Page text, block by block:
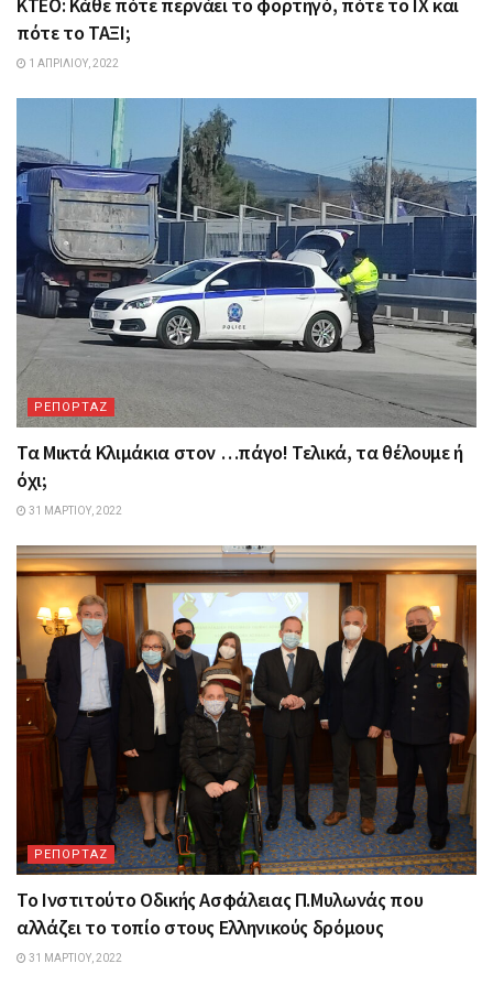
ΚΤΕΟ: Κάθε πότε περνάει το φορτηγό, πότε το ΙΧ και
πότε το ΤΑΞΙ;
1 ΑΠΡΙΛΊΟΥ, 2022
ΡΕΠΟΡΤΑΖ
Τα Mικτά Kλιμάκια στον …πάγο! Τελικά, τα θέλουμε ή
όχι;
31 ΜΑΡΤΊΟΥ, 2022
ΡΕΠΟΡΤΑΖ
Το Ινστιτούτο Οδικής Ασφάλειας Π.Μυλωνάς που
αλλάζει το τοπίο στους Ελληνικούς δρόμους
31 ΜΑΡΤΊΟΥ, 2022